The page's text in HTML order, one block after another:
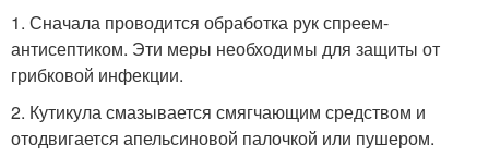
1. Сначала проводится обработка рук спреем-
антисептиком. Эти меры необходимы для защиты от
грибковой инфекции.
2. Кутикула смазывается смягчающим средством и
отодвигается апельсиновой палочкой или пушером.